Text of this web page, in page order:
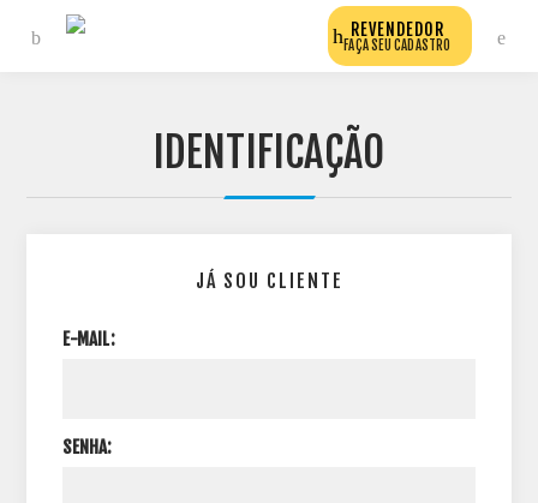
REVENDEDOR
FAÇA SEU CADASTRO
IDENTIFICAÇÃO
JÁ SOU CLIENTE
E-MAIL:
SENHA: